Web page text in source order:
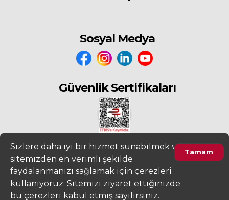
Sosyal Medya
Güvenlik Sertifikaları
2022 www.fiyatdeposu.com
Altera Bilgi Teknolojileri LTD. ŞTİ. Her
Hakkı Saklıdır.
Gizlilik ve KVKK Aydınlatma Metni Kullanım Sözleşmesi
Tamam
Sizlere daha iyi bir hizmet sunabilmek ve
sitemizden en verimli şekilde
faydalanmanızı sağlamak için çerezleri
kullanıyoruz. Sitemizi ziyaret ettiğinizde
bu çerezleri kabul etmiş sayılırsınız.
Ürünleri Filtrele